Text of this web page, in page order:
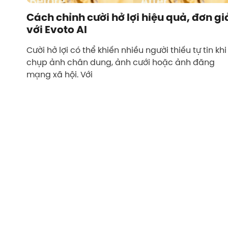
Cách chỉnh cười hở lợi hiệu quả, đơn
với Evoto AI
Cười hở lợi có thể khiến nhiều người thiếu tự tin khi
chụp ảnh chân dung, ảnh cưới hoặc ảnh đăng
mạng xã hội. Với